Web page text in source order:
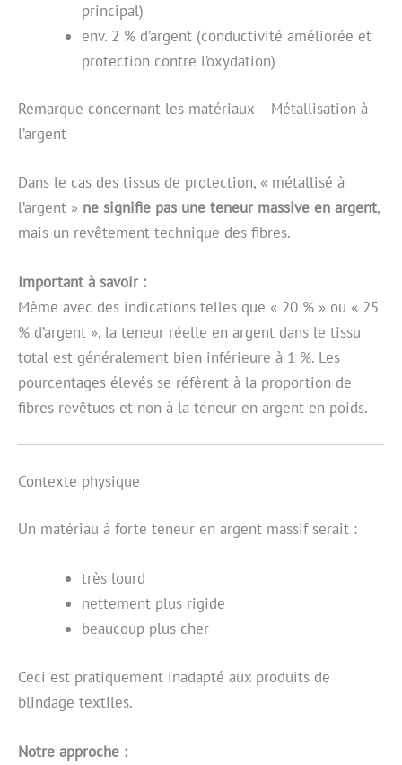
principal)
env. 2 % d’argent (conductivité améliorée et
protection contre l’oxydation)
Remarque concernant les matériaux – Métallisation à
l’argent
Dans le cas des tissus de protection, « métallisé à
l’argent » ne signifie pas une teneur massive en argent,
mais un revêtement technique des fibres.
Important à savoir :
Même avec des indications telles que « 20 % » ou « 25
% d’argent », la teneur réelle en argent dans le tissu
total est généralement bien inférieure à 1 %. Les
pourcentages élevés se réfèrent à la proportion de
fibres revêtues et non à la teneur en argent en poids.
Contexte physique
Un matériau à forte teneur en argent massif serait :
très lourd
nettement plus rigide
beaucoup plus cher
Ceci est pratiquement inadapté aux produits de
blindage textiles.
Notre approche :